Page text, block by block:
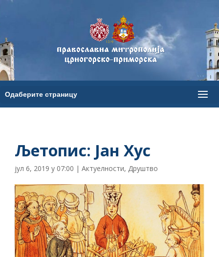
Љетопис: Јан Хус
јул 6, 2019 у 07:00 | Актуелности, Друштво